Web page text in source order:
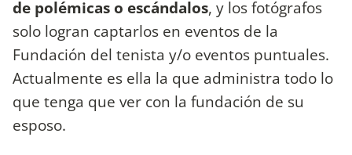
de polémicas o escándalos, y los fotógrafos
solo logran captarlos en eventos de la
Fundación del tenista y/o eventos puntuales.
Actualmente es ella la que administra todo lo
que tenga que ver con la fundación de su
esposo.